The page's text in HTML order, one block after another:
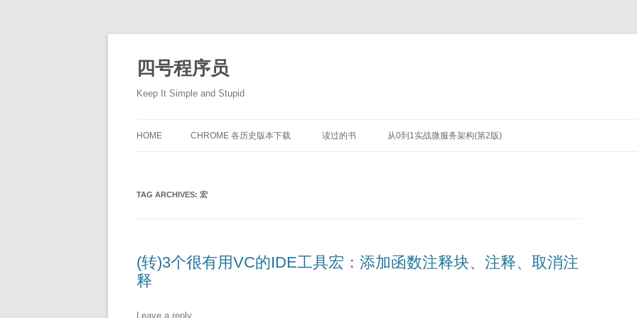
content
四号程序员
Keep It Simple and Stupid
HOME CHROME 各历史版本下载 读过的书 从0到1实战微服务架构(第2版)
TAG ARCHIVES: 宏
(转)3个很有用VC的IDE工具宏：添加函数注释块、注释、取消注
释
Leave a reply